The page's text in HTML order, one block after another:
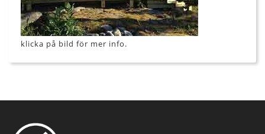
klicka på bild för mer info.